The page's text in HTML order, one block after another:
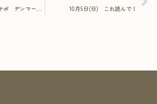
10月4日(土) モナサポ デンマーク刺繡と紡ぐやさしい時間「体験会」 10月5日(日) これ読んで！